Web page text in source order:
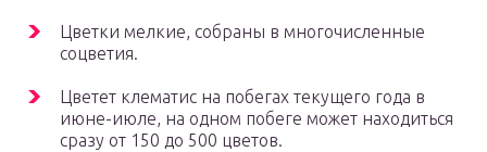
Цветки мелкие, собраны в многочисленные
соцветия.
Цветет клематис на побегах текущего года в
июне-июле, на одном побеге может находиться
сразу от 150 до 500 цветов.